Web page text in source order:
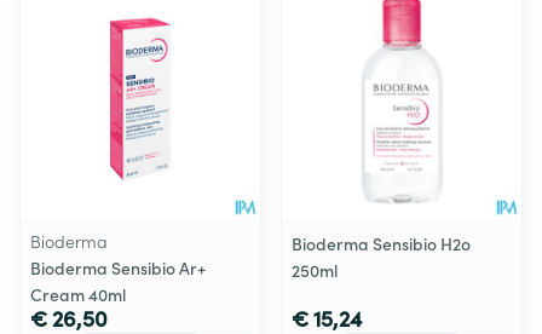
Bioderma
Bioderma Sensibio Ar+
Cream 40ml
€ 26,50
Bioderma Sensibio H2o
250ml
€ 15,24